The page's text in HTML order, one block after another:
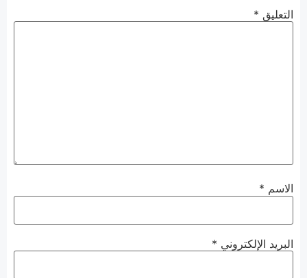
التعليق *
الاسم *
البريد الإلكتروني *